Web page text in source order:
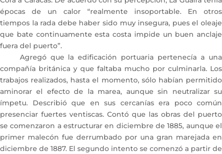
épocas de un calor “realmente insoportable. En otros
tiempos la rada debe haber sido muy insegura, pues el oleaje
que bate continuamente esta costa impide un buen anclaje
fuera del puerto”.
Agregó que la edificación portuaria pertenecía a una
compañía británica y que faltaba mucho por culminarla. Los
trabajos realizados, hasta el momento, sólo habían permitido
aminorar el efecto de la marea, aunque sin neutralizar su
ímpetu. Describió que en sus cercanías era poco común
presenciar fuertes ventiscas. Contó que las obras del puerto
se comenzaron a estructurar en diciembre de 1885, aunque el
primer malecón fue derrumbado por una gran marejada en
diciembre de 1887. El segundo intento se comenzó a partir de